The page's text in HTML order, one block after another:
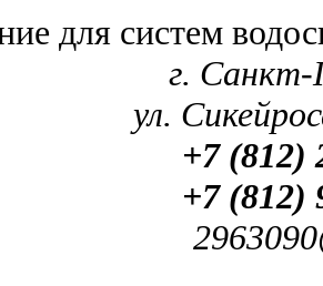
для систем
г. Санкт-
ул.
+7 (812)
+7 (812)